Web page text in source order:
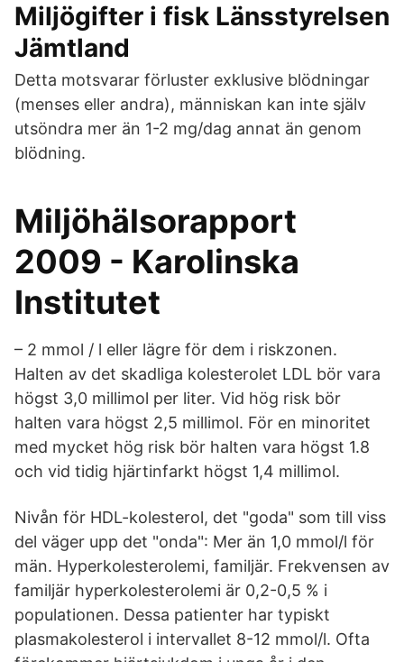
Miljögifter i fisk Länsstyrelsen
Jämtland
Detta motsvarar förluster exklusive blödningar
(menses eller andra), människan kan inte själv
utsöndra mer än 1-2 mg/dag annat än genom
blödning.
Miljöhälsorapport
2009 - Karolinska
Institutet
– 2 mmol / l eller lägre för dem i riskzonen.
Halten av det skadliga kolesterolet LDL bör vara
högst 3,0 millimol per liter. Vid hög risk bör
halten vara högst 2,5 millimol. För en minoritet
med mycket hög risk bör halten vara högst 1.8
och vid tidig hjärtinfarkt högst 1,4 millimol.
Nivån för HDL-kolesterol, det "goda" som till viss
del väger upp det "onda": Mer än 1,0 mmol/l för
män. Hyperkolesterolemi, familjär. Frekvensen av
familjär hyperkolesterolemi är 0,2-0,5 % i
populationen. Dessa patienter har typiskt
plasmakolesterol i intervallet 8-12 mmol/l. Ofta